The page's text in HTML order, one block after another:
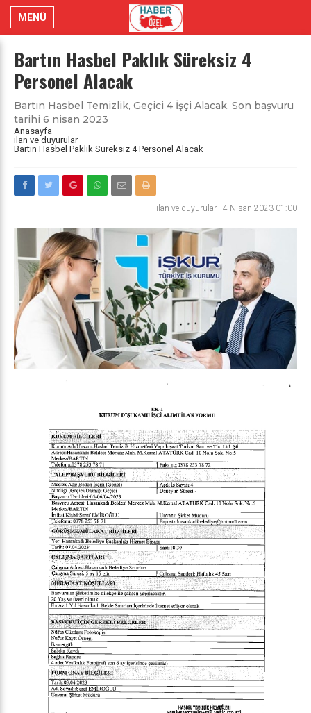
MENÜ
Bartın Hasbel Paklık Süreksiz 4
Personel Alacak
Bartın Hasbel Temizlik, Geçici 4 İşçi Alacak. Son başvuru
tarihi 6 nisan 2023
Anasayfa
ilan ve duyurular
Bartın Hasbel Paklık Süreksiz 4 Personel Alacak
ilan ve duyurular - 4 Nisan 2023 01:00